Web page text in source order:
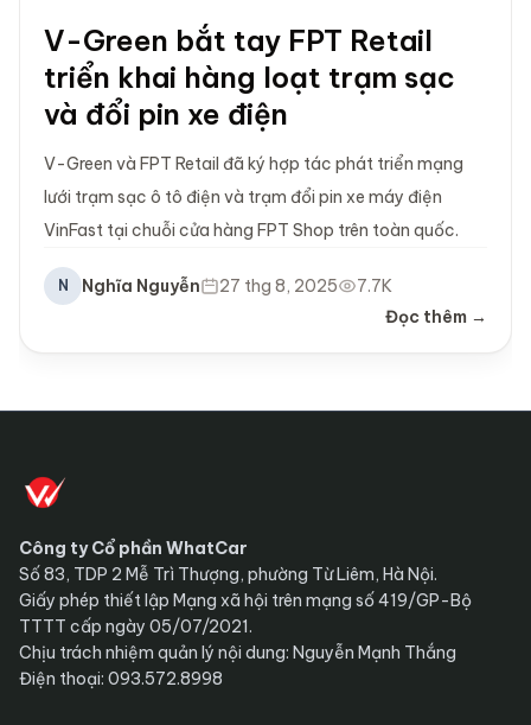
V-Green bắt tay FPT Retail
triển khai hàng loạt trạm sạc
và đổi pin xe điện
V-Green và FPT Retail đã ký hợp tác phát triển mạng
lưới trạm sạc ô tô điện và trạm đổi pin xe máy điện
VinFast tại chuỗi cửa hàng FPT Shop trên toàn quốc.
N Nghĩa Nguyễn 27 thg 8, 2025
7.7K
Đọc thêm →
Công ty Cổ phần WhatCar
Số 83, TDP 2 Mễ Trì Thượng, phường Từ Liêm, Hà Nội.
Giấy phép thiết lập Mạng xã hội trên mạng số 419/GP-Bộ
TTTT cấp ngày 05/07/2021.
Chịu trách nhiệm quản lý nội dung: Nguyễn Mạnh Thắng
Điện thoại: 093.572.8998